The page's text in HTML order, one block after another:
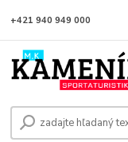
+421 940 949 000